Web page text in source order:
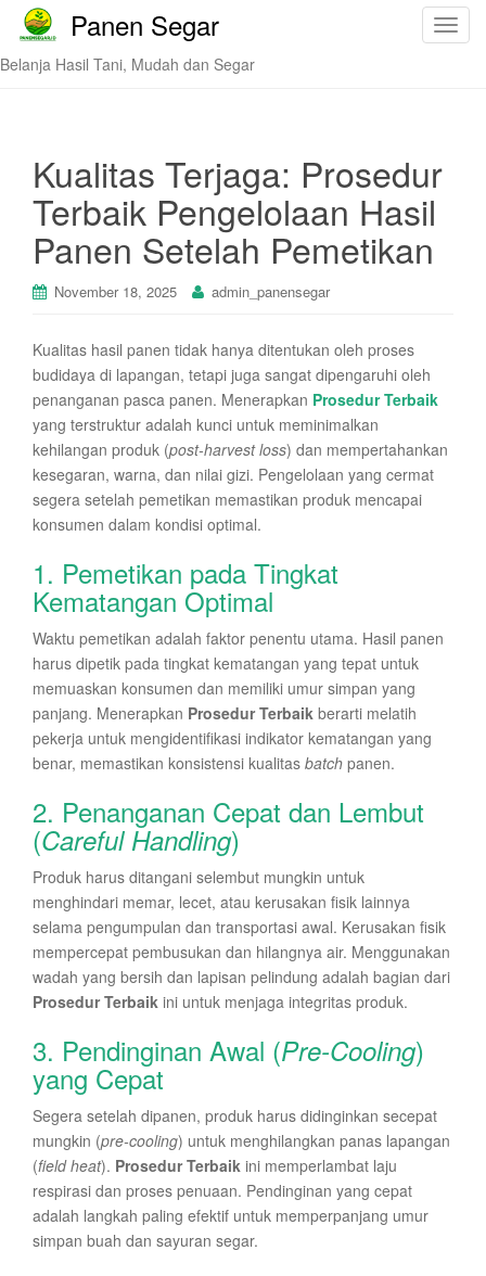
T
Panen Segar
Belanja Hasil Tani, Mudah dan Segar
Kualitas Terjaga: Prosedur
Terbaik Pengelolaan Hasil
Panen Setelah Pemetikan
November 18, 2025 admin_panensegar
Kualitas hasil panen tidak hanya ditentukan oleh proses
budidaya di lapangan, tetapi juga sangat dipengaruhi oleh
penanganan pasca panen. Menerapkan Prosedur Terbaik
yang terstruktur adalah kunci untuk meminimalkan
kehilangan produk (post-harvest loss) dan mempertahankan
kesegaran, warna, dan nilai gizi. Pengelolaan yang cermat
segera setelah pemetikan memastikan produk mencapai
konsumen dalam kondisi optimal.
1. Pemetikan pada Tingkat
Kematangan Optimal
Waktu pemetikan adalah faktor penentu utama. Hasil panen
harus dipetik pada tingkat kematangan yang tepat untuk
memuaskan konsumen dan memiliki umur simpan yang
panjang. Menerapkan Prosedur Terbaik berarti melatih
pekerja untuk mengidentifikasi indikator kematangan yang
benar, memastikan konsistensi kualitas batch panen.
2. Penanganan Cepat dan Lembut
(Careful Handling)
Produk harus ditangani selembut mungkin untuk
menghindari memar, lecet, atau kerusakan fisik lainnya
selama pengumpulan dan transportasi awal. Kerusakan fisik
mempercepat pembusukan dan hilangnya air. Menggunakan
wadah yang bersih dan lapisan pelindung adalah bagian dari
Prosedur Terbaik ini untuk menjaga integritas produk.
3. Pendinginan Awal (Pre-Cooling)
yang Cepat
Segera setelah dipanen, produk harus didinginkan secepat
mungkin (pre-cooling) untuk menghilangkan panas lapangan
(field heat). Prosedur Terbaik ini memperlambat laju
respirasi dan proses penuaan. Pendinginan yang cepat
adalah langkah paling efektif untuk memperpanjang umur
simpan buah dan sayuran segar.